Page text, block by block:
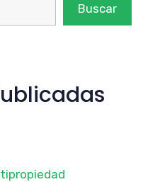
Buscar